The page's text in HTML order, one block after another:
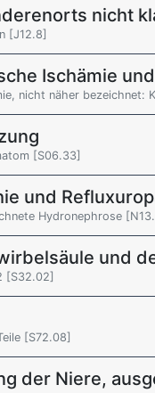
nicht
[J12.8]
Ischämie
nicht näher bezeichnet:
[S06.33]
und
Hydronephrose
und
[S32.02]
[S72.08]
der Niere,